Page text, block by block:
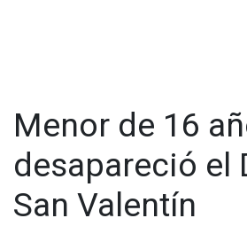
Menor de 16
desapareció el
San Valentín